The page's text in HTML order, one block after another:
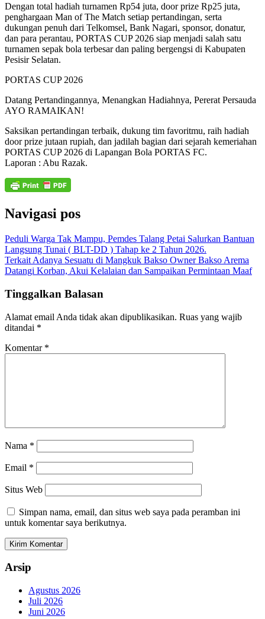
Dengan total hadiah turnamen Rp54 juta, door prize Rp25 juta,
penghargaan Man of The Match setiap pertandingan, serta
dukungan penuh dari Telkomsel, Bank Nagari, sponsor, donatur,
dan para perantau, PORTAS CUP 2026 siap menjadi salah satu
turnamen sepak bola terbesar dan paling bergengsi di Kabupaten
Pesisir Selatan.
PORTAS CUP 2026
Datang Pertandingannya, Menangkan Hadiahnya, Pererat Persauda
AYO RAMAIKAN!
Saksikan pertandingan terbaik, dukung tim favoritmu, raih hadiah
door prize jutaan rupiah, dan jadilah bagian dari sejarah kemeriahan
PORTAS CUP 2026 di Lapangan Bola PORTAS FC.
Laporan : Abu Razak.
Navigasi pos
Peduli Warga Tak Mampu, Pemdes Talang Petai Salurkan Bantuan
Langsung Tunai ( BLT-DD ) Tahap ke 2 Tahun 2026.
Terkait Adanya Sesuatu di Mangkuk Bakso Owner Bakso Arema
Datangi Korban, Akui Kelalaian dan Sampaikan Permintaan Maaf
Tinggalkan Balasan
Alamat email Anda tidak akan dipublikasikan. Ruas yang wajib
ditandai *
Komentar *
Nama *
Email *
Situs Web
Simpan nama, email, dan situs web saya pada peramban ini
untuk komentar saya berikutnya.
Arsip
Agustus 2026
Juli 2026
Juni 2026